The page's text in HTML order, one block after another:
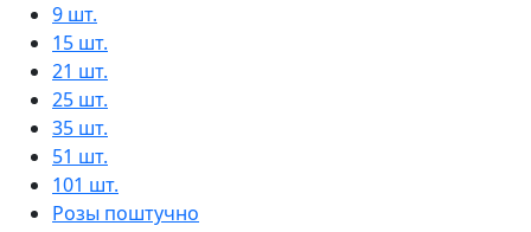
9 шт.
15 шт.
21 шт.
25 шт.
35 шт.
51 шт.
101 шт.
Розы поштучно